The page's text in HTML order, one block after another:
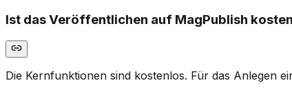
Ist das Veröffentlichen auf MagPublish
Die Kernfunktionen sind kostenlos. Für das Anlegen